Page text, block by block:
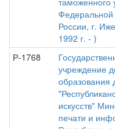
России, г.
1992 г. - )
Р-1768
учреждение
образования
искусств"
печати и